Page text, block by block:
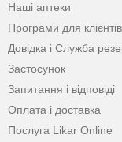
Наші аптеки
Програми для клієнтів
Довідка і Служба
Застосунок
Запитання і відповіді
Оплата і доставка
Послуга Likar Online